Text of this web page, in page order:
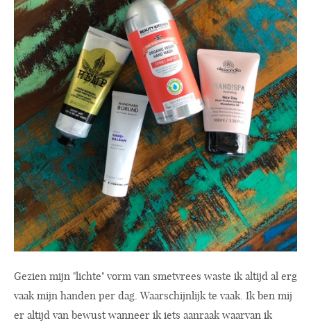
Gezien mijn "lichte" vorm van smetvrees waste ik altijd al erg
vaak mijn handen per dag. Waarschijnlijk te vaak. Ik ben mij
er altijd van bewust wanneer ik iets aanraak waarvan ik